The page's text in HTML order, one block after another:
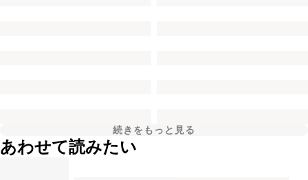
続きをもっと見る
あわせて読みたい